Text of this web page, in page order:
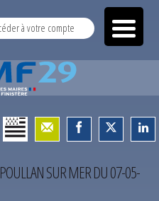
à votre compte
POULLAN SUR MER DU 07-05-